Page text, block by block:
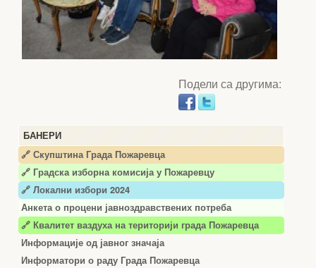
БАНЕРИ
🔗 Скупштина Града Пожаревца
🔗 Градска изборна комисија у Пожаревцу
🔗 Локални избори 2024
Анкета о процени јавноздравствених потреба
🔗 Квалитет ваздуха на територији града Пожаревца
Информације од јавног значаја
Информатори о раду Града Пожаревца
Подели са другима: